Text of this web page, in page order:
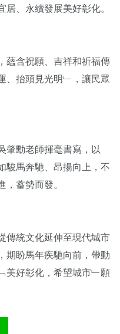
居、永續發展美好彰化。
蘊含祝願、吉祥和祈福傳
、抬頭見光明﹂，讓民眾
肇勳老師揮毫書寫，以
駿馬奔馳、昂揚向上，不
，蓄勢而發。
傳統文化延伸至現代城市
期盼馬年疾馳向前，帶動
美好彰化，希望城市﹂願